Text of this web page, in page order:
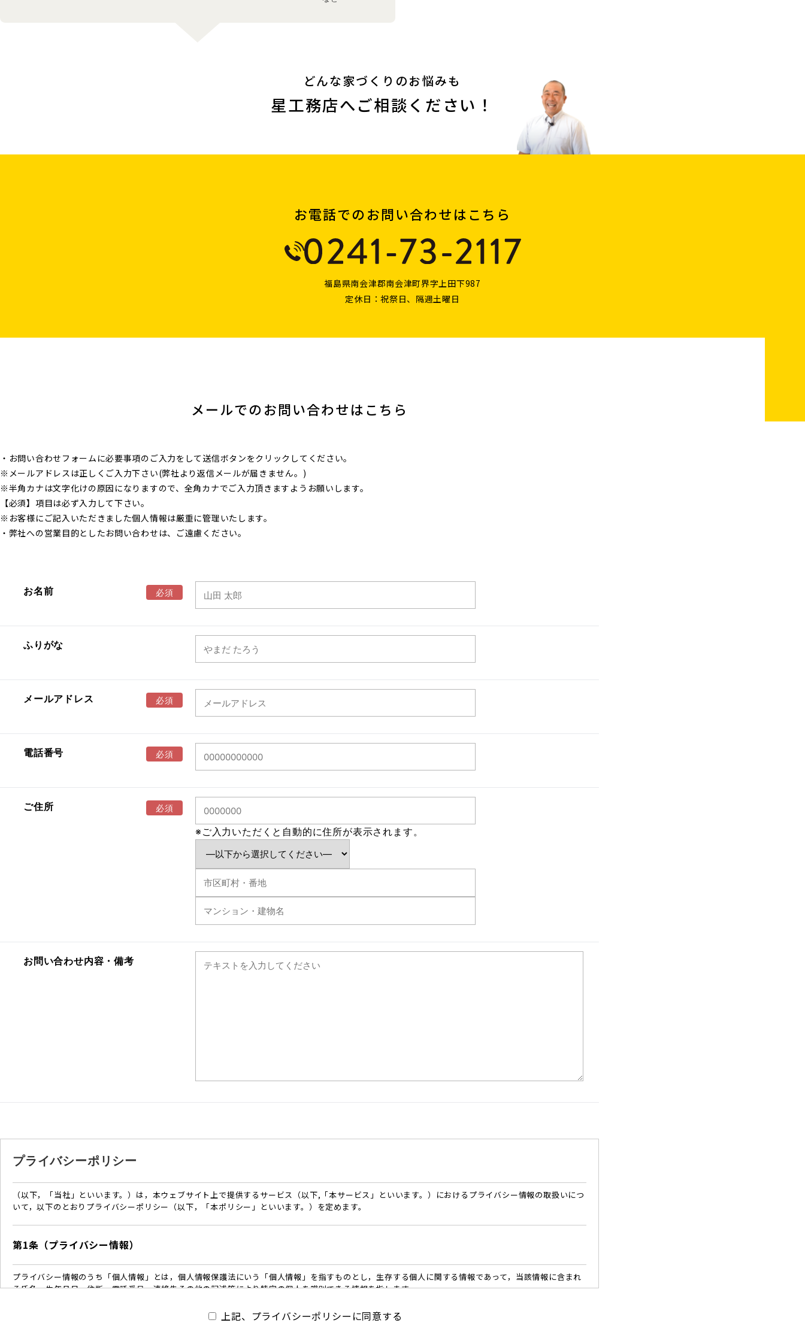
どんな家づくりのお悩みも
星工務店へご相談ください！
お電話でのお問い合わせはこちら
福島県南会津郡南会津町界字上田下987
定休日：祝祭日、隔週土曜日
メールでのお問い合わせはこちら
・お問い合わせフォームに必要事項のご入力をして送信ボタンをクリックしてください。
※メールアドレスは正しくご入力下さい(弊社より返信メールが届きません。)
※半角カナは文字化けの原因になりますので、全角カナでご入力頂きますようお願いします。
【必須】項目は必ず入力して下さい。
※お客様にご記入いただきました個人情報は厳重に管理いたします。
・弊社への営業目的としたお問い合わせは、ご遠慮ください。
お名前
ふりがな
メールアドレス
電話番号
ご住所
※ご入力いただくと自動的に住所が表示されます。
お問い合わせ内容・備考
プライバシーポリシー
（以下，「当社」といいます。）は，本ウェブサイト上で提供するサービス（以下,「本サービス」といいます。）におけるプライバシー情報の取扱いにつ
いて，以下のとおりプライバシーポリシー（以下，「本ポリシー」といいます。）を定めます。
第1条（プライバシー情報）
プライバシー情報のうち「個人情報」とは，個人情報保護法にいう「個人情報」を指すものとし，生存する個人に関する情報であって，当該情報に含まれ
る氏名，生年月日，住所，電話番号，連絡先その他の記述等により特定の個人を識別できる情報を指します。
商品，ご覧になったページや広告の履歴，ユーザーが検索された検索キーワード，ご利用日時，ご利用の方法，ご利用環境，郵便番号や性別，職業，年
齢，ユーザーのIPアドレス，クッキー情報，位置情報，端末の個体識別情報などを指します。
上記、プライバシーポリシーに同意する